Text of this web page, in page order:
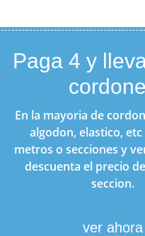
Paga 4 y
En la mayoria de
algodon, elastico,
metros o secciones y
descuenta el precio
seccion.
ver ahora